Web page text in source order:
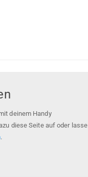
deinem Handy
diese Seite auf oder lasse
.